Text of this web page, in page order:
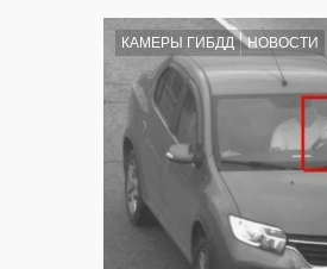
КАМЕРЫ ГИБДД НОВОСТИ